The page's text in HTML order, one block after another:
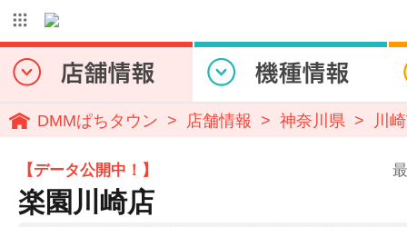
DMMぱちタウン 店舗情報 神奈川県 川
【データ公開中！】
楽園川崎店